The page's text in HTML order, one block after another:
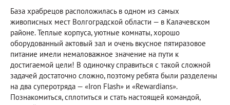
База храбрецов расположилась в одном из самых
живописных мест Волгоградской области — в Калачевском
районе. Теплые корпуса, уютные комнаты, хорошо
оборудованный актовый зал и очень вкусное пятиразовое
питание имели немаловажное значение на пути к
достигаемой цели! В одиночку справиться с такой сложной
задачей достаточно сложно, поэтому ребята были разделены
на два суперотряда — «Iron Flash» и «Rewardians».
Познакомиться, сплотиться и стать настоящей командой,